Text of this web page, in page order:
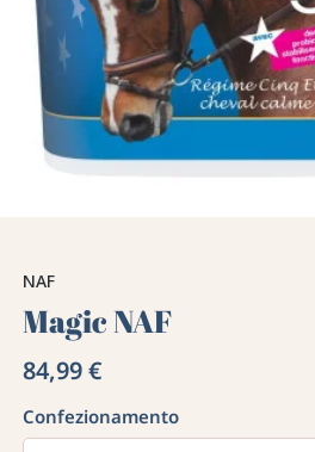
NAF
Magic NAF
84,99 €
Confezionamento